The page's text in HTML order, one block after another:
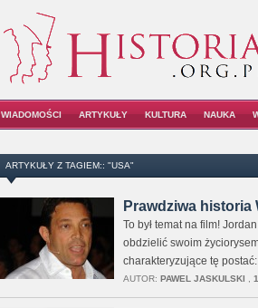
WIADOMOŚCI ARTYKUŁY KULTURA NAUKA
ARTYKUŁY Z TAGIEM:: "USA"
Prawdziwa historia
To był temat na film!
obdzielić swoim
charakteryzujące tę
AUTOR: PAWEL JASKULSKI